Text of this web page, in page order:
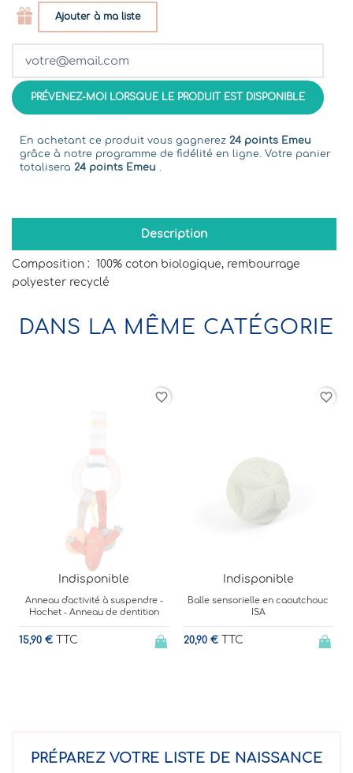
Ajouter à ma liste
PRÉVENEZ-MOI LORSQUE LE PRODUIT EST DISPONIBLE
En achetant ce produit vous gagnerez 24 points Emeu
grâce à notre programme de fidélité en ligne. Votre panier
totalisera 24 points Emeu .
Description
Composition : 100% coton biologique, rembourrage
polyester recyclé
DANS LA MÊME CATÉGORIE
-
Indisponible
Balle sensorielle en caoutchouc
ISA
20,90 €
Indisponible
Hochet en crochet - Courge
PRÉPAREZ VOTRE LISTE DE NAISSANCE